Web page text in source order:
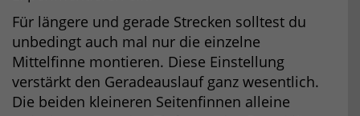
Für längere und gerade Strecken solltest du
unbedingt auch mal nur die einzelne
Mittelfinne montieren. Diese Einstellung
verstärkt den Geradeauslauf ganz wesentlich.
Die beiden kleineren Seitenfinnen alleine